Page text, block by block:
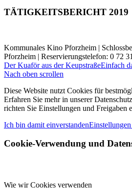
TÄTIGKEITSBERICHT 2019
Kommunales Kino Pforzheim |
Pforzheim | Reservierungstelefon: 0 72
Der Kuaför aus der KeupstraßeEinfach
Nach oben scrollen
Diese Website nutzt Cookies für
Erfahren Sie mehr in unserer
richten Sie Einstellungen und Freigaben
Ich bin damit einverstanden
Cookie-Verwendung und
Wie wir Cookies verwenden